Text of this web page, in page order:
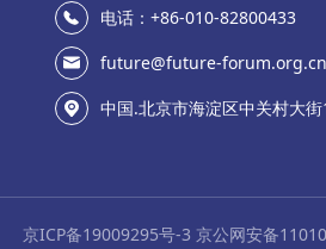
电话：+86-010-82800433
future@future-forum.org.cn
中国.北京市海淀区中关村大
京ICP备19009295号-3 京公网安备